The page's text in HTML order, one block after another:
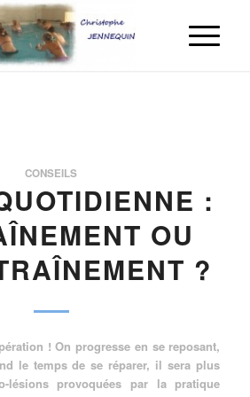
CONSEILS
:
OU
?
! On progresse en se reposant,
le temps de se réparer, il sera plus
lésions provoquées par la pratique